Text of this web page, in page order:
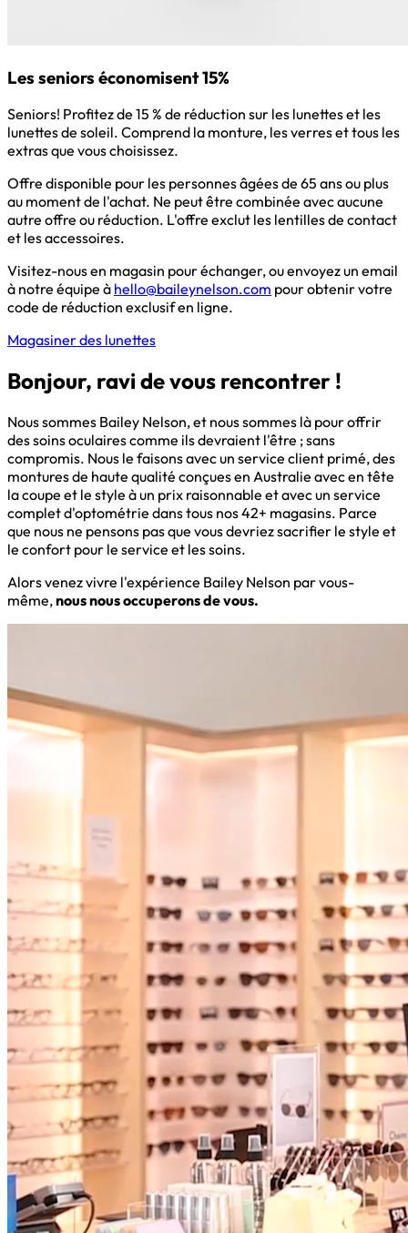
Les seniors économisent 15%
Seniors! Profitez de 15 % de réduction sur les lunettes et les
lunettes de soleil. Comprend la monture, les verres et tous les
extras que vous choisissez.
Offre disponible pour les personnes âgées de 65 ans ou plus
au moment de l'achat. Ne peut être combinée avec aucune
autre offre ou réduction. L'offre exclut les lentilles de contact
et les accessoires.
Visitez-nous en magasin pour échanger, ou envoyez un email
à notre équipe à hello@baileynelson.com pour obtenir votre
code de réduction exclusif en ligne.
Magasiner des lunettes
Bonjour, ravi de vous rencontrer !
Nous sommes Bailey Nelson, et nous sommes là pour offrir
des soins oculaires comme ils devraient l'être ; sans
compromis. Nous le faisons avec un service client primé, des
montures de haute qualité conçues en Australie avec en tête
la coupe et le style à un prix raisonnable et avec un service
complet d'optométrie dans tous nos 42+ magasins. Parce
que nous ne pensons pas que vous devriez sacrifier le style et
le confort pour le service et les soins.
Alors venez vivre l'expérience Bailey Nelson par vous-
même,nous nous occuperons de vous.